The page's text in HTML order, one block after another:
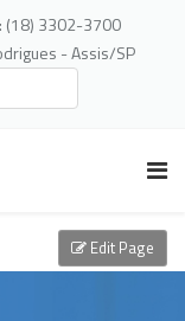
(18) 3302-3700
- Assis/SP
Edit Page